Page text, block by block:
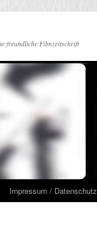
freundliche Filmzeitschrift
Impressum / Datenschutz